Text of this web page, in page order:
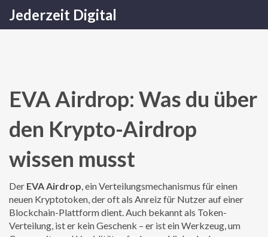
Jederzeit Digital
EVA Airdrop: Was du über
den Krypto-Airdrop
wissen musst
Der EVA Airdrop,ein Verteilungsmechanismus für einen
neuen Kryptotoken, der oft als Anreiz für Nutzer auf einer
Blockchain-Plattform dient. Auch bekannt als Token-
Verteilung, ist er kein Geschenk – er ist ein Werkzeug, um